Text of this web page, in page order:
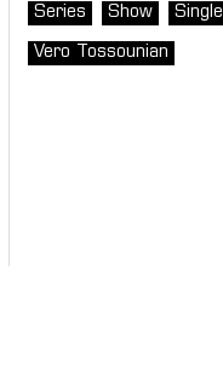
Series Show Single
Vero Tossounian